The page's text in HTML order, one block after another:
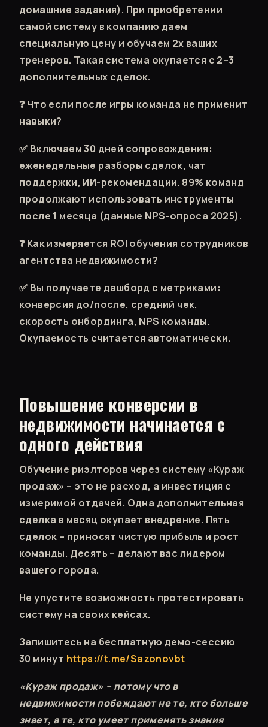
домашние задания). При приобретении
самой систему в компанию даем
специальную цену и обучаем 2х ваших
тренеров. Такая система окупается с 2–3
дополнительных сделок.
❓ Что если после игры команда не применит
навыки?
✅ Включаем 30 дней сопровождения:
еженедельные разборы сделок, чат
поддержки, ИИ-рекомендации. 89% команд
продолжают использовать инструменты
после 1 месяца (данные NPS-опроса 2025).
❓ Как измеряется ROI обучения сотрудников
агентства недвижимости?
✅ Вы получаете дашборд с метриками:
конверсия до/после, средний чек,
скорость онбординга, NPS команды.
Окупаемость считается автоматически.
Повышение конверсии в
недвижимости начинается с
одного действия
Обучение риэлторов через систему «Кураж
продаж» – это не расход, а инвестиция с
измеримой отдачей. Одна дополнительная
сделка в месяц окупает внедрение. Пять
сделок – приносят чистую прибыль и рост
команды. Десять – делают вас лидером
вашего города.
Не упустите возможность протестировать
систему на своих кейсах.
Запишитесь на бесплатную демо-сессию
30 минут https://t.me/Sazonovbt
«Кураж продаж» – потому что в
недвижимости побеждают не те, кто больше
знает, а те, кто умеет применять знания